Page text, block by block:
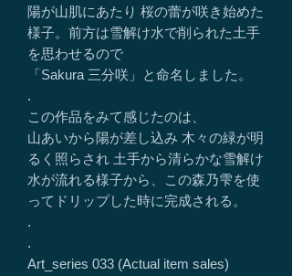
陽が山肌にあたり 桜の蕾が咲き始めた
様子。前方は雪解け水で削られた土手
を思わせるので
「Sakura 三分咲」と命名しました。
.
この作品をみて感じたのは、
山あいから陽が差し込み 木々の緑が明
るく照らされ 土手から清らかな雪解け
水が流れる様子から、この森乃雫を使
ってドリップした時に完成される。
.
.
Art_series 033 (Actual item sales)